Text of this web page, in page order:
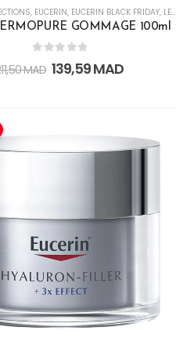
, EUCERIN, EUCERIN BLACK FRIDAY, LES SOINS VISAGE
GOMMAGE 100ml
out of 5
MAD 139,59MAD